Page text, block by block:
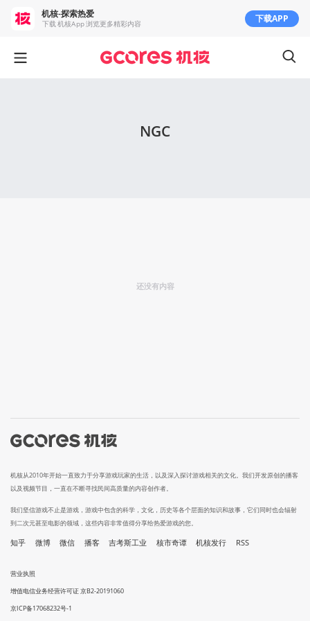
NGC
还没有内容
机核从2010年开始一直致力于分享游戏玩家的生活，以及深入探讨游戏相关的文化。我们开发原创的播客
以及视频节目，一直在不断寻找民间高质量的内容创作者。
我们坚信游戏不止是游戏，游戏中包含的科学，文化，历史等各个层面的知识和故事，它们同时也会辐射
到二次元甚至电影的领域，这些内容非常值得分享给热爱游戏的您。
知乎 微博 微信 播客 吉考斯工业 核市奇谭 机核发行 RSS
营业执照
增值电信业务经营许可证 京B2-20191060
京ICP备17068232号-1
机核-探索热爱
下载 机核App 浏览更多精彩内容 下载APP